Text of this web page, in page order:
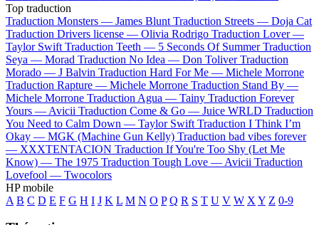
Top traduction
Traduction Monsters — James Blunt Traduction Streets — Doja Cat
Traduction Drivers license — Olivia Rodrigo Traduction Lover —
Taylor Swift Traduction Teeth — 5 Seconds Of Summer Traduction
Seya — Morad Traduction No Idea — Don Toliver Traduction
Morado — J Balvin Traduction Hard For Me — Michele Morrone
Traduction Rapture — Michele Morrone Traduction Stand By —
Michele Morrone Traduction Agua — Tainy Traduction Forever
Yours — Avicii Traduction Come & Go — Juice WRLD Traduction
You Need to Calm Down — Taylor Swift Traduction I Think I’m
Okay — MGK (Machine Gun Kelly) Traduction bad vibes forever
— XXXTENTACION Traduction If You're Too Shy (Let Me
Know) — The 1975 Traduction Tough Love — Avicii Traduction
Lovefool — Twocolors
HP mobile
A B C D E F G H I J K L M N O P Q R S T U V W X Y Z 0-9